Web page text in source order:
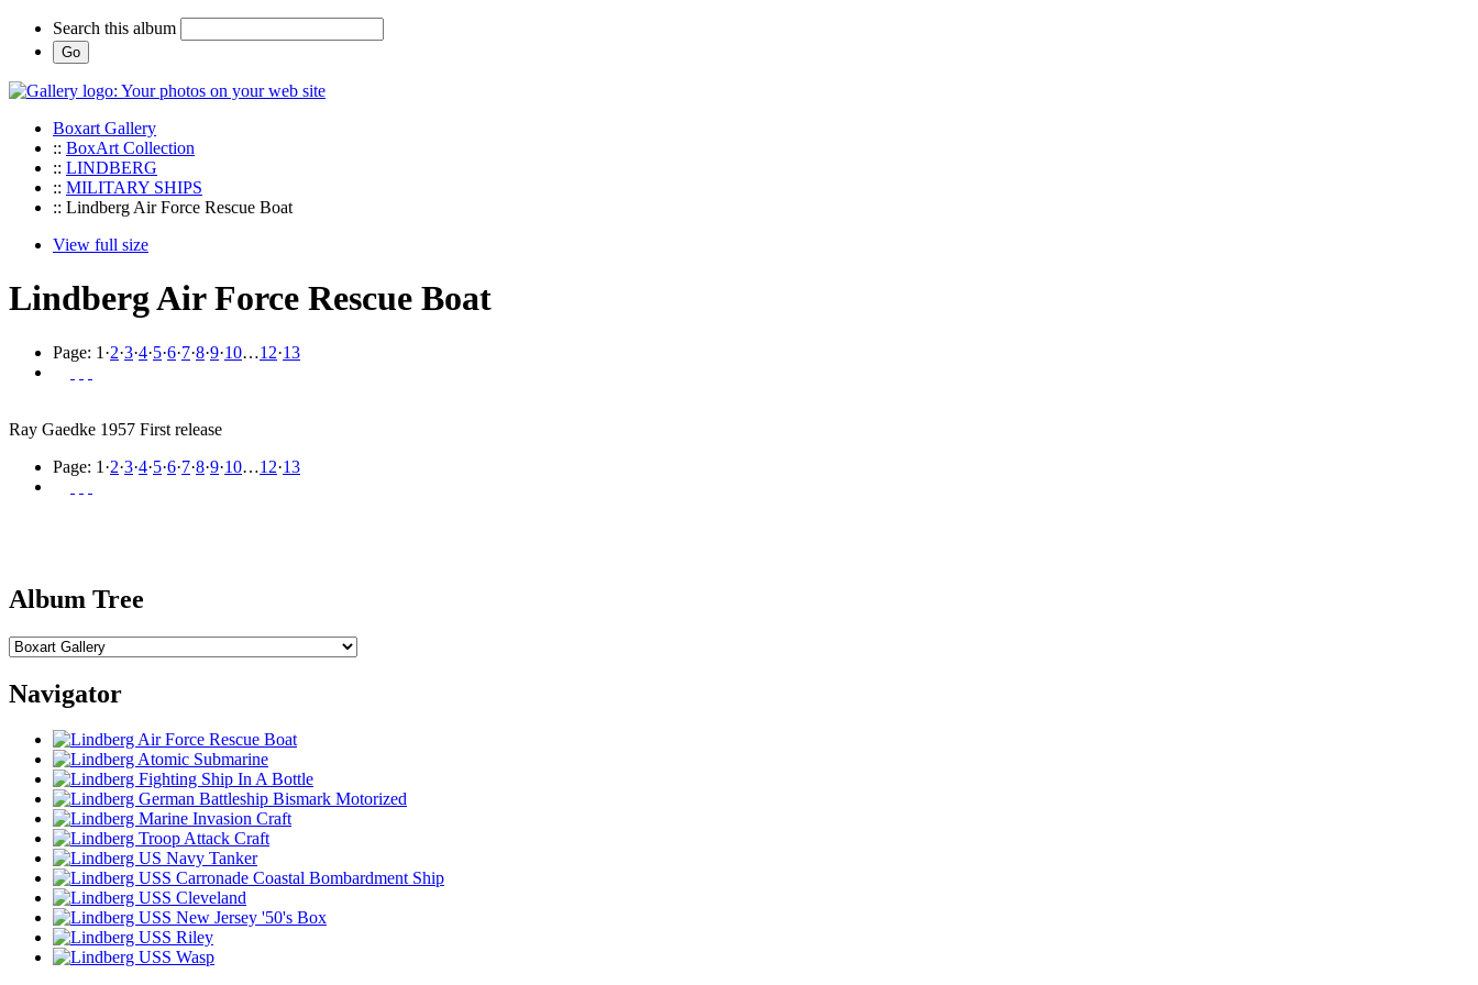
Search this album
Boxart Gallery
:: BoxArt Collection
:: LINDBERG
:: MILITARY SHIPS
:: Lindberg Air Force Rescue Boat
View full size
Lindberg Air Force Rescue Boat
Page: 1 ·2·3·4·5·6·7·8·9·10…12·13
Ray Gaedke 1957 First release
Page: 1 ·2·3·4·5·6·7·8·9·10…12·13
Album Tree
Navigator